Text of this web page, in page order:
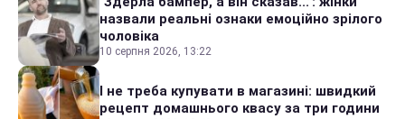
назвали реальні ознаки емоційно зрілого
чоловіка
10 серпня 2026, 13:22
І не треба купувати в магазині: швидкий
рецепт домашнього квасу за три години